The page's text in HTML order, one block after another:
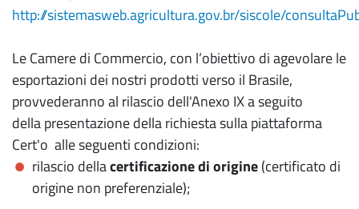
http://sistemasweb.agricultura.gov.br/siscole/
Le Camere di Commercio, con l’obiettivo di agevolare le
esportazioni dei nostri prodotti verso il Brasile,
provvederanno al rilascio dell'Anexo IX a seguito
della presentazione della richiesta sulla piattaforma
Cert'o alle seguenti condizioni:
rilascio dellacertificazione di origine(certificato di
origine non preferenziale);